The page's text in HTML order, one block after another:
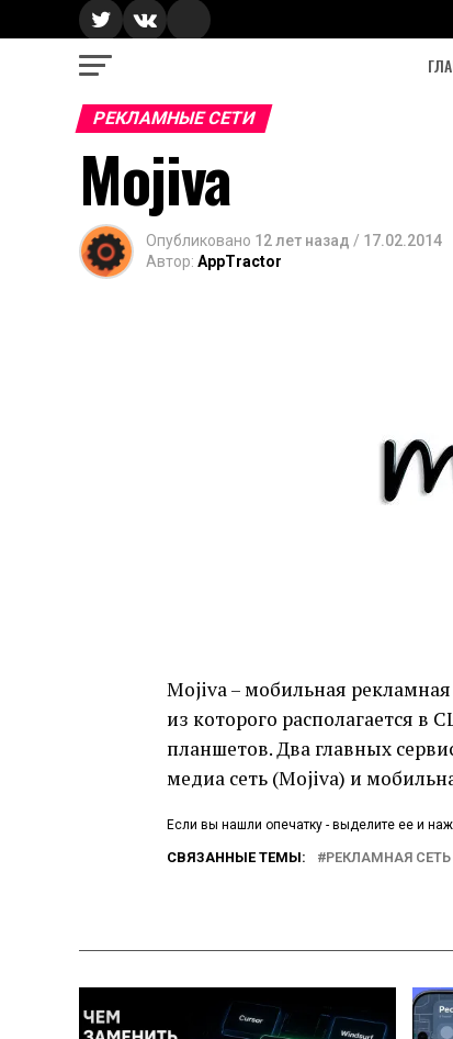
РЕКЛАМНЫЕ СЕТИ
Mojiva
Опубликовано 12 лет назад / 17.02.2014
Автор: AppTractor
Mojiva – мобильная
из которого располагается в
планшетов. Два главных
медиа сеть (Mojiva) и
Если вы нашли опечатку - выделите ее и
СВЯЗАННЫЕ ТЕМЫ: РЕКЛАМНАЯ СЕТЬ